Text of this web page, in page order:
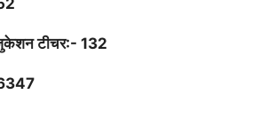
टीचर:- 132